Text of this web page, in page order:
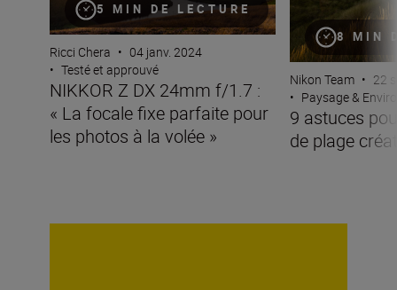
5 MIN DE LECTURE
Ricci Chera • 04 janv. 2024
• Testé et approuvé
NIKKOR Z DX 24mm f/1.7 :
« La focale fixe parfaite pour
les photos à la volée »
8 MIN
Nikon Team • 22
• Paysage &
9 astuces
de plage